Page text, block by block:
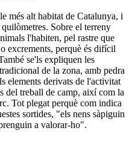
més alt habitat de Catalunya, i
Sobre el terreny
l'habiten, pel rastre que
excrements, perquè és difícil
se'ls expliquen les
de la zona, amb pedra
elements derivats de l'activitat
del treball de camp, així com la
Tot plegat perquè com indica
sortides, "els nens sàpiguin
a valorar-ho".